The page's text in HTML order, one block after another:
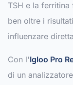
TSH e la
ben oltre i
influenzare
Con l'Igloo Pro
di un